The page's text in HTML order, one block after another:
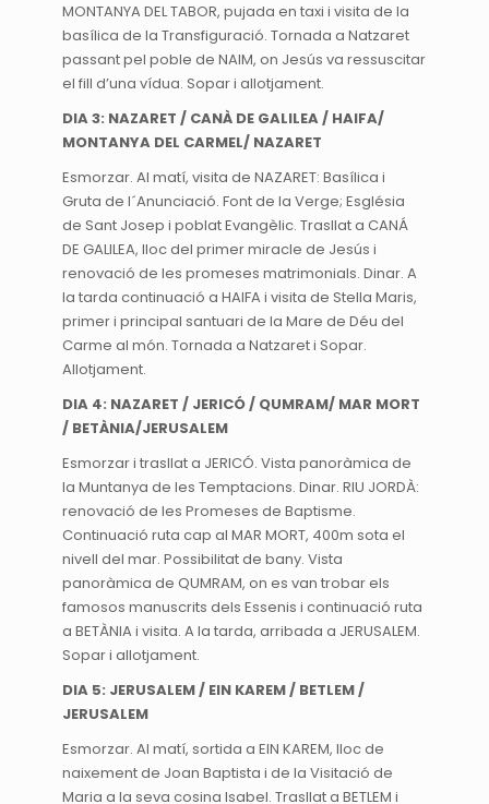
MONTANYA DEL TABOR, pujada en taxi i visita de la
basílica de la Transfiguració. Tornada a Natzaret
passant pel poble de NAIM, on Jesús va ressuscitar
el fill d’una vídua. Sopar i allotjament.
DIA 3: NAZARET / CANÀ DE GALILEA / HAIFA/
MONTANYA DEL CARMEL/ NAZARET
Esmorzar. Al matí, visita de NAZARET: Basílica i
Gruta de l´Anunciació. Font de la Verge; Església
de Sant Josep i poblat Evangèlic. Trasllat a CANÁ
DE GALILEA, lloc del primer miracle de Jesús i
renovació de les promeses matrimonials. Dinar. A
la tarda continuació a HAIFA i visita de Stella Maris,
primer i principal santuari de la Mare de Déu del
Carme al món. Tornada a Natzaret i Sopar.
Allotjament.
DIA 4: NAZARET / JERICÓ / QUMRAM/ MAR MORT
/ BETÀNIA/JERUSALEM
Esmorzar i trasllat a JERICÓ. Vista panoràmica de
la Muntanya de les Temptacions. Dinar. RIU JORDÀ:
renovació de les Promeses de Baptisme.
Continuació ruta cap al MAR MORT, 400m sota el
nivell del mar. Possibilitat de bany. Vista
panoràmica de QUMRAM, on es van trobar els
famosos manuscrits dels Essenis i continuació ruta
a BETÀNIA i visita. A la tarda, arribada a JERUSALEM.
Sopar i allotjament.
DIA 5: JERUSALEM / EIN KAREM / BETLEM /
JERUSALEM
Esmorzar. Al matí, sortida a EIN KAREM, lloc de
naixement de Joan Baptista i de la Visitació de
Maria a la seva cosina Isabel. Trasllat a BETLEM i